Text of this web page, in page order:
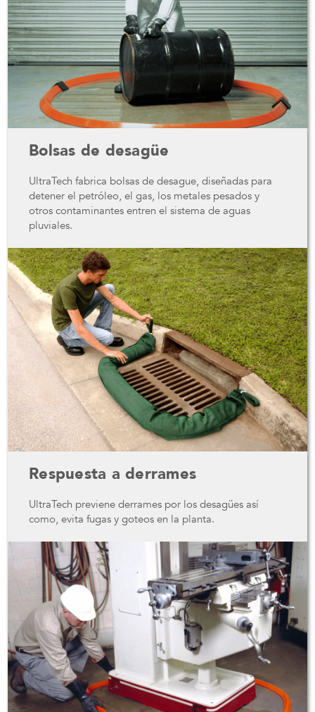
Bolsas de desagüe
UltraTech fabrica bolsas de desague, diseñadas para
detener el petróleo, el gas, los metales pesados ​​y
otros contaminantes entren el sistema de aguas
pluviales.
Respuesta a derrames
UltraTech previene derrames por los desagües así
como, evita fugas y goteos en la planta.